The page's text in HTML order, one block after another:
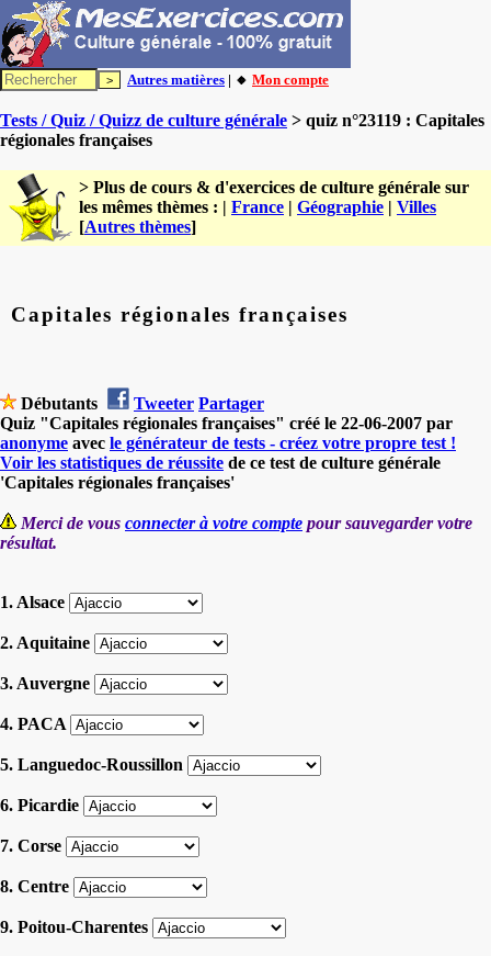
Autres matières | 🔸 Mon compte
Tests / Quiz / Quizz de culture générale > quiz n°23119 : Capitales
régionales françaises
> Plus de cours & d'exercices de culture générale sur
les mêmes thèmes : | France | Géographie | Villes
[Autres thèmes]
Capitales régionales françaises
Débutants Tweeter Partager
Quiz "Capitales régionales françaises" créé le 22-06-2007 par
anonyme avec le générateur de tests - créez votre propre test !
Voir les statistiques de réussite de ce test de culture générale
'Capitales régionales françaises'
Merci de vous connecter à votre compte pour sauvegarder votre
résultat.
1. Alsace
2. Aquitaine
3. Auvergne
4. PACA
5. Languedoc-Roussillon
6. Picardie
7. Corse
8. Centre
9. Poitou-Charentes